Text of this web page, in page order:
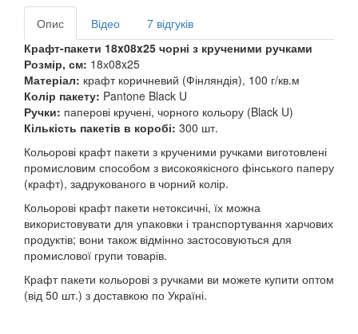
Опис Відео
7 відгуків
Крафт-пакети 18x08x25 чорні з крученими ручками
Розмір, см: 18х08x25
Матеріал: крафт коричневий (Фінляндія), 100 г/кв.м
Колір пакету: Pantone Black U
Ручки: паперові кручені, чорного кольору (Black U)
Кількість пакетів в коробі: 300 шт.
Кольорові крафт пакети з крученими ручками виготовлені
промисловим способом з високоякісного фінського паперу
(крафт), задрукованого в чорний колір.
Кольорові крафт пакети нетоксичні, їх можна
використовувати для упаковки і транспортування харчових
продуктів; вони також відмінно застосовуються для
промислової групи товарів.
Крафт пакети кольорові з ручками ви можете купити оптом
(від 50 шт.) з доставкою по Україні.